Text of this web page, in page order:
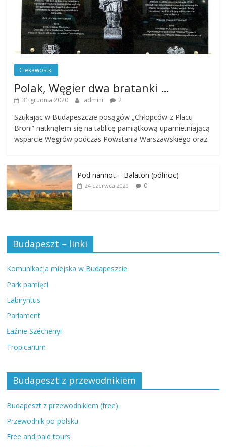
Ciekawostki
Polak, Węgier dwa bratanki …
31 grudnia 2020 admini 2
Szukając w Budapeszczie posągów „Chłopców z Placu
Broni” natknąłem się na tablicę pamiątkową upamietniającą
wsparcie Węgrów podczas Powstania Warszawskiego oraz
Pod namiot – Balaton (północ)
24 czerwca 2020 0
Budapeszt – linki
Komunikacja miejska w Budapeszcie
Park pamięci
Labiryntus
Parlament
Łaźnie Széchenyi
Tropicarium
Budapeszt z przewodnikiem
Budapeszt z przewodnikiem (free)
Przewodnik po polsku
Free and paid tours